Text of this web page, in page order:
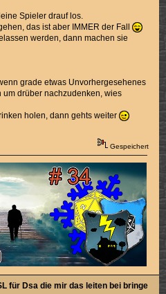
Spieler drauf los.
das ist aber IMMER der Fall
werden, dann machen sie
grade etwas Unvorhergesehenes
um drüber nachzudenken, wies
holen, dann gehts weiter
Gespeichert
für Dsa die mir das leiten bei bringen